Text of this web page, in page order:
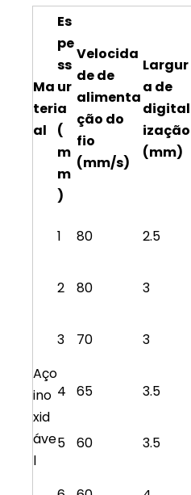
Ma
teri
al
Es
pe
ss
ur
a
(
m
m
)
Velocida
de de
alimenta
ção do
fio
(mm/s)
Largur
a de
digital
ização
(mm)
Aço
ino
xid
áve
l
1 80 2.5
2 80 3
3 70 3
4 65 3.5
5 60 3.5